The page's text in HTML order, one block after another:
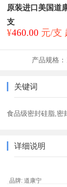
原装进口美国道
支
¥460.00 元/支
产品规格：
关键词
食品级密封硅脂,密
详细说明
品牌: 道康宁